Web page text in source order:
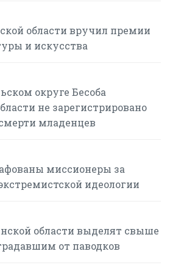
области вручил премии
и искусства
округе Бесоба
не зарегистрировано
младенцев
миссионеры за
идеологии
области выделят свыше
от паводков